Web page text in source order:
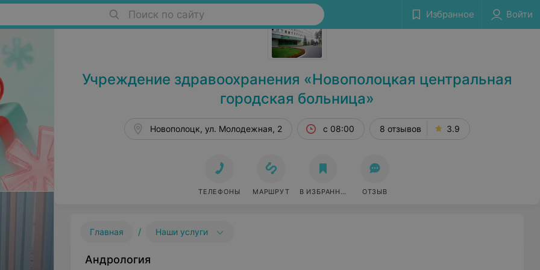
Поиск по сайту Избранное Войти
Больницы в Новополоцке Сообщить об ошибке
Учреждение здравоохранения «Новополоцкая центральная
городская больница»
Новополоцк, ул. Молодежная, 2 с 08:00 8 отзывов 3.9
ТЕЛЕФОНЫ МАРШРУТ В ИЗБРАННОЕ ОТЗЫВ
Главная / Наши услуги
Андрология